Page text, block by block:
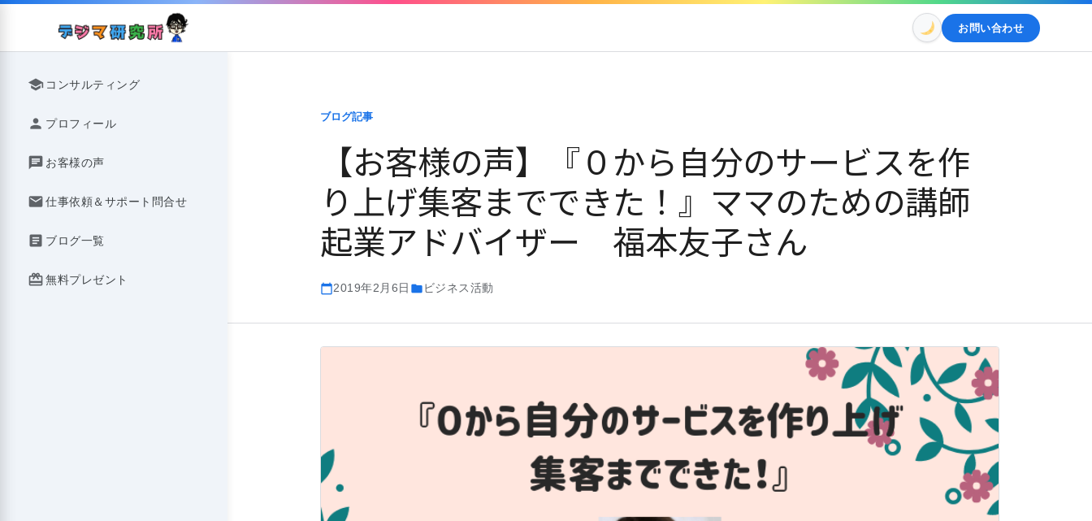
Skip
お問い合わせ
school コンサルティング
person プロフィール
chat お客様の声
mail仕事依頼＆サポート問合せ
article ブログ一覧
redeem無料プレゼント
ブログ記事
【お客様の声】『０から自分のサービスを作
り上げ集客までできた！』ママのための講師
起業アドバイザー 福本友子さん
calendar_today2019年2月6日 folderビジネス活動